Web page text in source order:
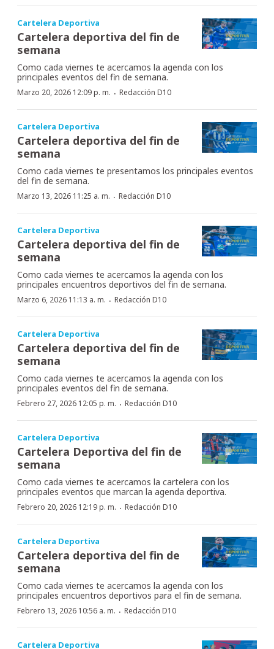
Cartelera Deportiva
Cartelera deportiva del fin de
semana
Como cada viernes te acercamos la agenda con los
principales eventos del fin de semana.
Marzo 20, 2026 12:09 p. m. · Redacción D10
Cartelera Deportiva
Cartelera deportiva del fin de
semana
Como cada viernes te presentamos los principales eventos
del fin de semana.
Marzo 13, 2026 11:25 a. m. · Redacción D10
Cartelera Deportiva
Cartelera deportiva del fin de
semana
Como cada viernes te acercamos la agenda con los
principales encuentros deportivos del fin de semana.
Marzo 6, 2026 11:13 a. m. · Redacción D10
Cartelera Deportiva
Cartelera deportiva del fin de
semana
Como cada viernes te acercamos la agenda con los
principales eventos del fin de semana.
Febrero 27, 2026 12:05 p. m. · Redacción D10
Cartelera Deportiva
Cartelera Deportiva del fin de
semana
Como cada viernes te acercamos la cartelera con los
principales eventos que marcan la agenda deportiva.
Febrero 20, 2026 12:19 p. m. · Redacción D10
Cartelera Deportiva
Cartelera deportiva del fin de
semana
Como cada viernes te acercamos la agenda con los
principales encuentros deportivos para el fin de semana.
Febrero 13, 2026 10:56 a. m. · Redacción D10
Cartelera Deportiva